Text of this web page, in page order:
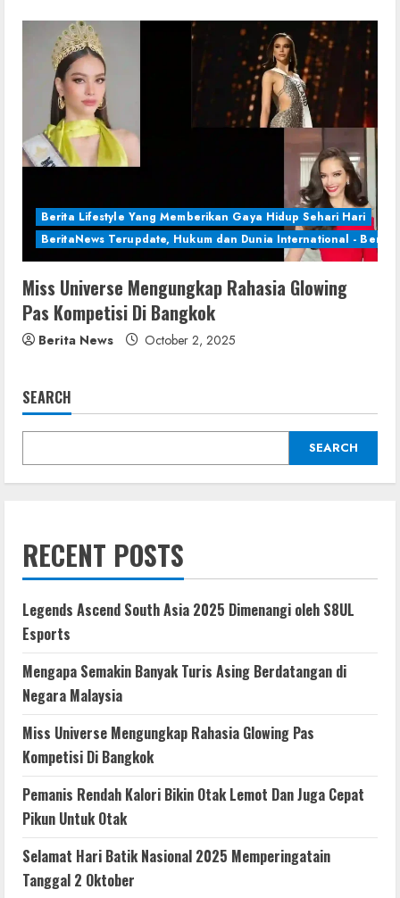
Berita Lifestyle Yang Memberikan Gaya Hidup Sehari Hari
BeritaNews Terupdate, Hukum dan Dunia International - Berita
Miss Universe Mengungkap Rahasia Glowing
Pas Kompetisi Di Bangkok
Berita News October 2, 2025
SEARCH
SEARCH
RECENT POSTS
Legends Ascend South Asia 2025 Dimenangi oleh S8UL
Esports
Mengapa Semakin Banyak Turis Asing Berdatangan di
Negara Malaysia
Miss Universe Mengungkap Rahasia Glowing Pas
Kompetisi Di Bangkok
Pemanis Rendah Kalori Bikin Otak Lemot Dan Juga Cepat
Pikun Untuk Otak
Selamat Hari Batik Nasional 2025 Memperingatain
Tanggal 2 Oktober